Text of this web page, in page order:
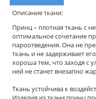
Описание ткани:
Принц – плотная ткань с
оптимальное сочетание
пароотведения. Она не
ткань и не задерживает
хороша тем, что заходя с
ней не станет внезапно
Ткань устойчива к